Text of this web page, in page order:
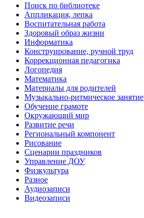
Поиск по библиотеке
Аппликация, лепка
Воспитательная работа
Здоровый образ жизни
Информатика
Конструирование, ручной труд
Коррекционная педагогика
Логопедия
Математика
Материалы для родителей
Музыкально-ритмическое занятие
Обучение грамоте
Окружающий мир
Развитие речи
Региональный компонент
Рисование
Сценарии праздников
Управление ДОУ
Физкультура
Разное
Аудиозаписи
Видеозаписи